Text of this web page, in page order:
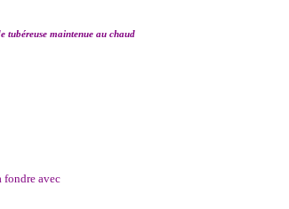
tubéreuse maintenue au chaud
fondre avec